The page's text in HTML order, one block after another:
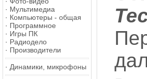
· Мультимедиа
· Компьютеры - общая
· Программное
· Игры ПК
· Радиодело
· Производители
· Динамики, микрофоны